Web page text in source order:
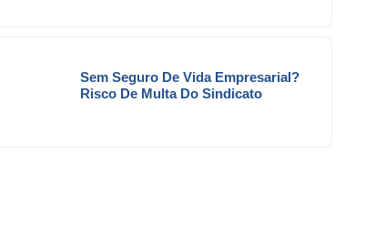
Sem Seguro De Vida Empresarial?
Risco De Multa Do Sindicato